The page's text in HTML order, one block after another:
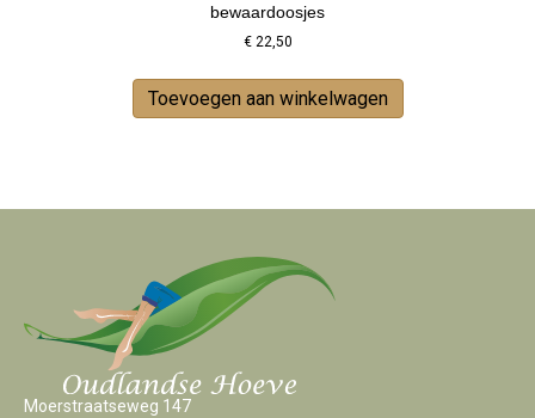
bewaardoosjes
€22,50
Toevoegen aan winkelwagen
Moerstraatseweg 147